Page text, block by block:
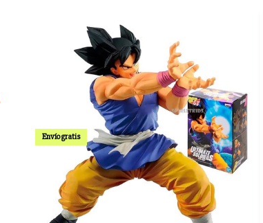
Envío gratis